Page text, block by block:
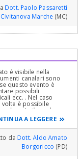
la sua idea
Dott. Paolo Passaretti
Civitanova Marche (MC)
è visibile nella
canalari sono
questo evento è
possibili
ecc. . Nel caso
è possibile
il canale
A LEGGERE
daDott. Aldo Amato
Borgoricco (PD)